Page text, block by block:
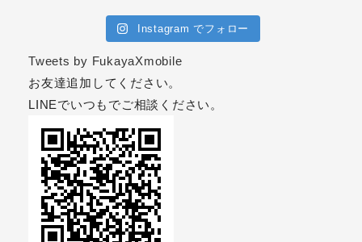
Instagram でフォロー
Tweets by FukayaXmobile
お友達追加してください。
LINEでいつもでご相談ください。